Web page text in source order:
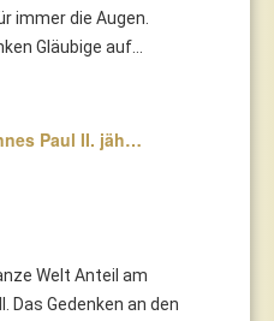
immer die Augen.
Gläubige auf...
Paul II. jäh…
Welt Anteil am
Das Gedenken an den